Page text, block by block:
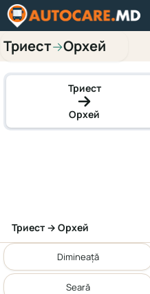
Триест→Орхей
Триест
Орхей
Триест → Орхей
Dimineață
Seară